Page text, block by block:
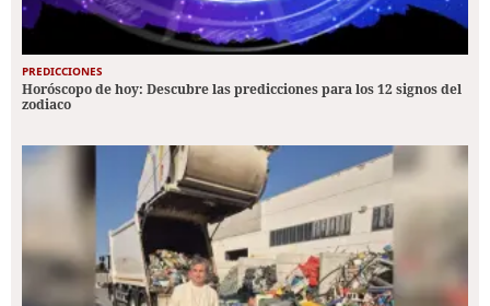
PREDICCIONES
Horóscopo de hoy: Descubre las predicciones para los 12 signos del
zodiaco